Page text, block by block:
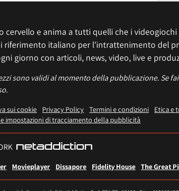
cervello e anima a tutti quelli che i
riferimento italiano per l'intrattenimento del
giorno con articoli, news, video, live e
sono validi al momento della pubblicazione. Se
sui cookie Privacy Policy Termini e condizioni Etica e
impostazioni di tracciamento della pubblicità
Movieplayer Dissapore Fidelity House The Great